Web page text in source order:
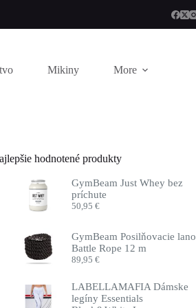
Mikiny More
hodnotené produkty
GymBeam Just Whey bez
príchute
50,95€
GymBeam Posilňovacie lano
Battle Rope 12 m
89,95€
LABELLAMAFIA Dámske
legíny Essentials